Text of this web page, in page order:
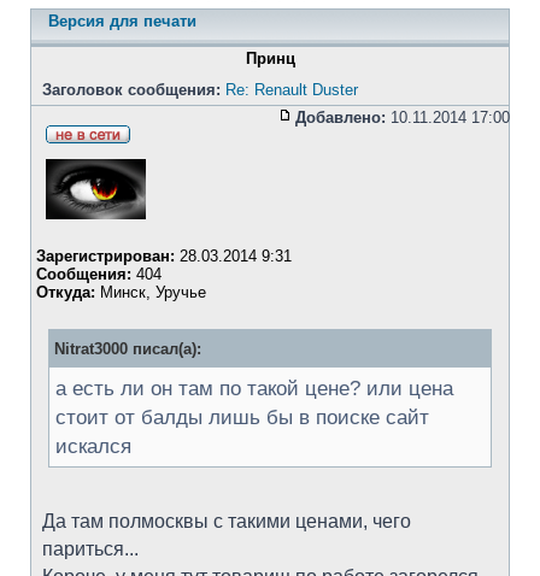
Версия для печати
Принц
Заголовок сообщения: Re: Renault Duster
Добавлено: 10.11.2014 17:00
Зарегистрирован: 28.03.2014 9:31
Сообщения: 404
Откуда: Минск, Уручье
Nitrat3000 писал(а):
а есть ли он там по такой цене? или цена
стоит от балды лишь бы в поиске сайт
искался
Да там полмосквы с такими ценами, чего
париться...